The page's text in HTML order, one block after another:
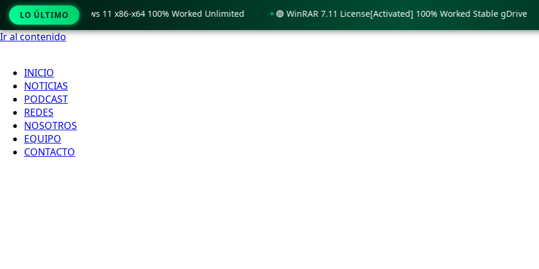
Ir al contenido
INICIO
NOTICIAS
PODCAST
REDES
NOSOTROS
EQUIPO
CONTACTO
LO ÚLTIMO
only Windows 11 x86-x64 100% Worked Unlimited 🟢 WinRAR 7.11 License[Activated] 100% Worked Stable gDrive